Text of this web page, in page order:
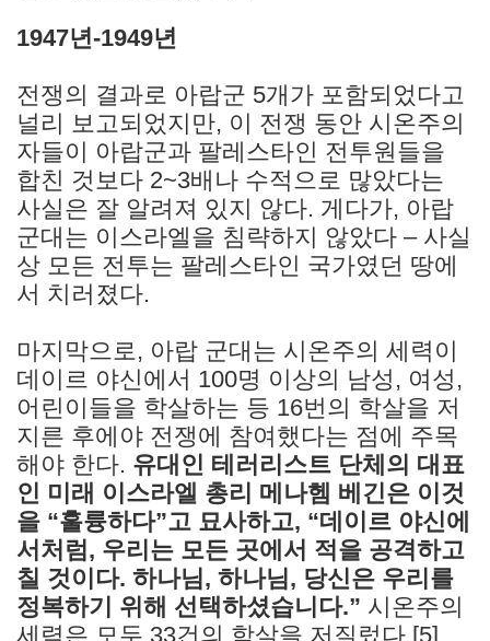
1947년-1949년
전쟁의 결과로 아랍군 5개가 포함되었다고
널리 보고되었지만, 이 전쟁 동안 시온주의
자들이 아랍군과 팔레스타인 전투원들을
합친 것보다 2~3배나 수적으로 많았다는
사실은 잘 알려져 있지 않다. 게다가, 아랍
군대는 이스라엘을 침략하지 않았다 – 사실
상 모든 전투는 팔레스타인 국가였던 땅에
서 치러졌다.
마지막으로, 아랍 군대는 시온주의 세력이
데이르 야신에서 100명 이상의 남성, 여성,
어린이들을 학살하는 등 16번의 학살을 저
지른 후에야 전쟁에 참여했다는 점에 주목
해야 한다. 유대인 테러리스트 단체의 대표
인 미래 이스라엘 총리 메나헴 베긴은 이것
을 “훌륭하다”고 묘사하고, “데이르 야신에
서처럼, 우리는 모든 곳에서 적을 공격하고
칠 것이다. 하나님, 하나님, 당신은 우리를
정복하기 위해 선택하셨습니다.” 시온주의
세력은 모두 33건의 학살을 저질렀다.[5]